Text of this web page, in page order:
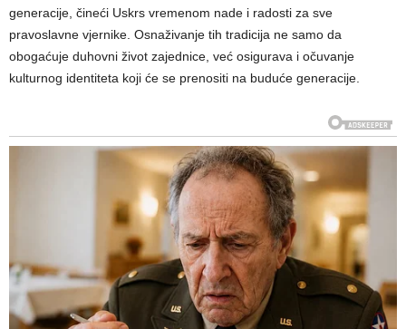
generacije, čineći Uskrs vremenom nade i radosti za sve
pravoslavne vjernike. Osnaživanje tih tradicija ne samo da
obogaćuje duhovni život zajednice, već osigurava i očuvanje
kulturnog identiteta koji će se prenositi na buduće generacije.